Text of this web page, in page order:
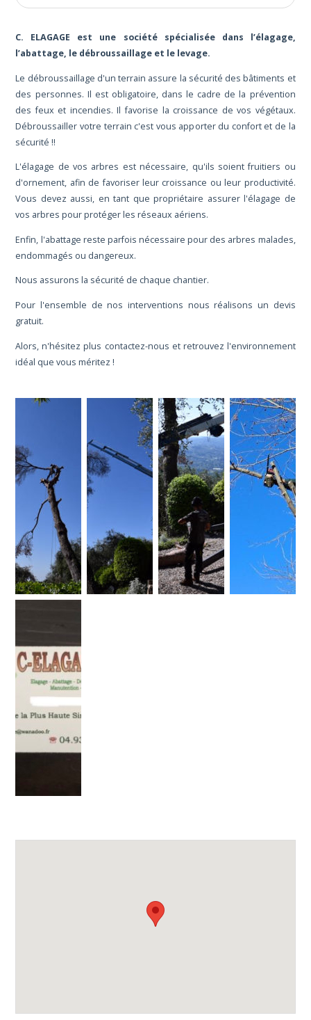
C. ELAGAGE est une société spécialisée dans l’élagage,
l’abattage, le débroussaillage et le levage.
Le débroussaillage d'un terrain assure la sécurité des bâtiments et
des personnes. Il est obligatoire, dans le cadre de la prévention
des feux et incendies. Il favorise la croissance de vos végétaux.
Débroussailler votre terrain c'est vous apporter du confort et de la
sécurité !!
L'élagage de vos arbres est nécessaire, qu'ils soient fruitiers ou
d'ornement, afin de favoriser leur croissance ou leur productivité.
Vous devez aussi, en tant que propriétaire assurer l'élagage de
vos arbres pour protéger les réseaux aériens.
Enfin, l'abattage reste parfois nécessaire pour des arbres malades,
endommagés ou dangereux.
Nous assurons la sécurité de chaque chantier.
Pour l'ensemble de nos interventions nous réalisons un devis
gratuit.
Alors, n'hésitez plus contactez-nous et retrouvez l'environnement
idéal que vous méritez !